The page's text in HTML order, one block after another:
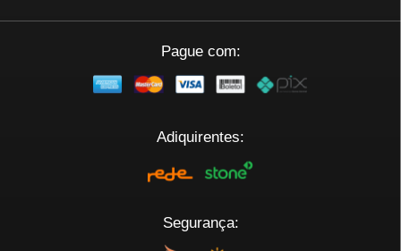
Pague com:
Adiquirentes:
Segurança: